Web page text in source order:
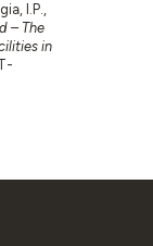
I.P.,
– The
in